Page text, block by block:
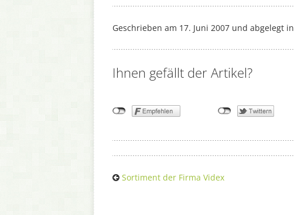
Geschrieben am 17. Juni 2007 und abgelegt in
Ihnen gefällt der Artikel?
Sortiment der Firma Videx